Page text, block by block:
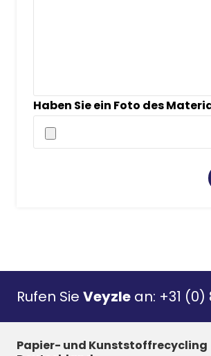
Haben Sie ein Foto des
Rufen Sie Veyzle an: +31 (0)
Papier- und Kunststoffrecycling